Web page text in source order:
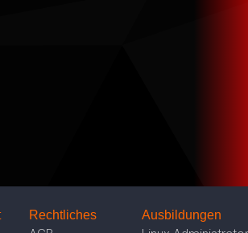
Rechtliches Ausbildungen